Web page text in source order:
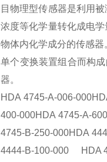
目物理型传感器是利用
浓度等化学量转化成电
物体内化学成分的传感
单个变换装置组合而构
器。
HDA 4745-A-006-
400-000HDA 4745-A-
4745-B-250-000HDA
4444-B-100-000 HDA